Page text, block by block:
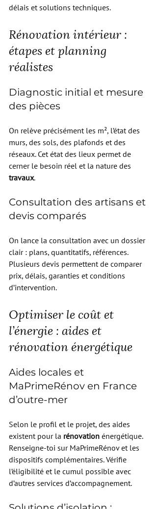
délais et solutions techniques.
Rénovation intérieur :
étapes et planning
réalistes
Diagnostic initial et mesure
des pièces
On relève précisément les m², l’état des
murs, des sols, des plafonds et des
réseaux. Cet état des lieux permet de
cerner le besoin réel et la nature des
travaux.
Consultation des artisans et
devis comparés
On lance la consultation avec un dossier
clair : plans, quantitatifs, références.
Plusieurs devis permettent de comparer
prix, délais, garanties et conditions
d’intervention.
Optimiser le coût et
l’énergie : aides et
rénovation énergétique
Aides locales et
MaPrimeRénov en France
d’outre-mer
Selon le profil et le projet, des aides
existent pour la rénovation énergétique.
Renseigne-toi sur MaPrimeRénov et les
dispositifs complémentaires. Vérifie
l’éligibilité et le cumul possible avec
d’autres services d’accompagnement.